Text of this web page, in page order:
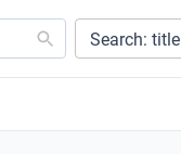
Search: title